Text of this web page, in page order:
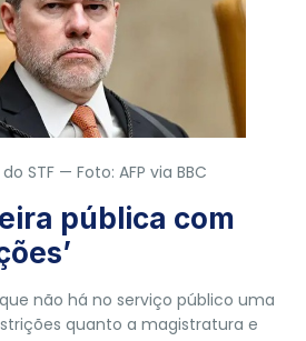
STF — Foto: AFP via BBC
pública com
não há no serviço público uma
quanto a magistratura e